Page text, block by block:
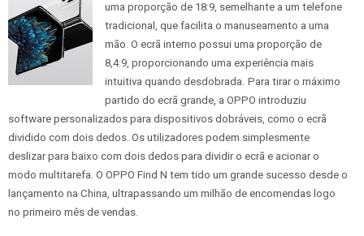
uma proporção de 18:9, semelhante a um telefone
tradicional, que facilita o manuseamento a uma
mão. O ecrã interno possui uma proporção de
8,4:9, proporcionando uma experiência mais
intuitiva quando desdobrada. Para tirar o máximo
partido do ecrã grande, a OPPO introduziu
software personalizados para dispositivos dobráveis, como o ecrã
dividido com dois dedos. Os utilizadores podem simplesmente
deslizar para baixo com dois dedos para dividir o ecrã e acionar o
modo multitarefa. O OPPO Find N tem tido um grande sucesso desde o
lançamento na China, ultrapassando um milhão de encomendas logo
no primeiro mês de vendas.